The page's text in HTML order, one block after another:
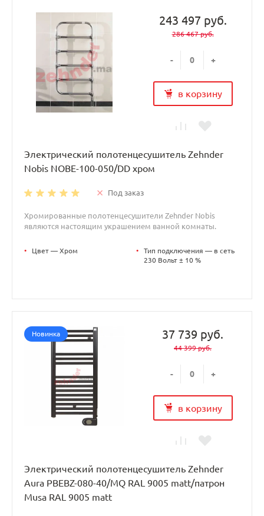
243 497 руб.
286 467 руб.
- +
в корзину
Электрический полотенцесушитель Zehnder
Nobis NOBE-100-050/DD хром
Под заказ
Хромированные полотенцесушители Zehnder Nobis
являются настоящим украшением ванной комнаты.
• Цвет — Хром •
Тип подключения — в сеть
230 Вольт ± 10 %
Новинка 37 739 руб.
44 399 руб.
- +
в корзину
Электрический полотенцесушитель Zehnder
Aura PBEBZ-080-40/MQ RAL 9005 matt/патрон
Musa RAL 9005 matt